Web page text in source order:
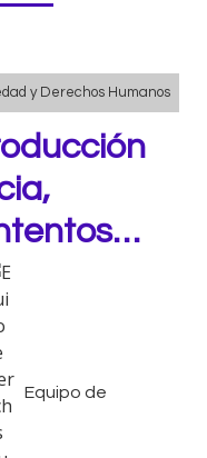
y Derechos Humanos
Equipo de